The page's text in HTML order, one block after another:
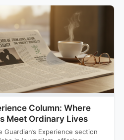
Column: Where
Meet Ordinary Lives
Experience section